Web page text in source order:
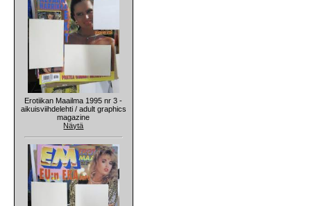
Erotiikan Maailma 1995 nr 3 -
aikuisviihdelehti / adult graphics
magazine
Näytä